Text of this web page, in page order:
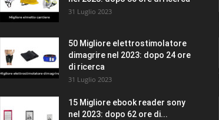
31 Luglio 2023
50 Migliore elettrostimolatore
dimagrire nel 2023: dopo 24 ore
di ricerca
31 Luglio 2023
15 Migliore ebook reader sony
nel 2023: dopo 62 ore di...